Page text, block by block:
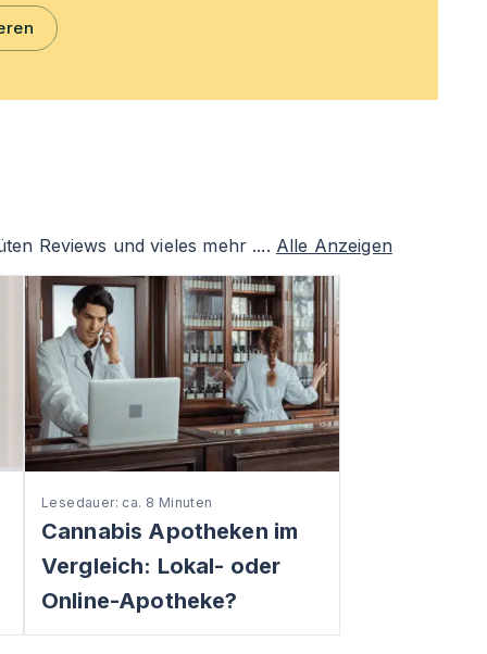
Reviews und vieles mehr .... Alle Anzeigen
Lesedauer: ca. 8 Minuten
Cannabis Apotheken im
Vergleich: Lokal- oder
Online-Apotheke?